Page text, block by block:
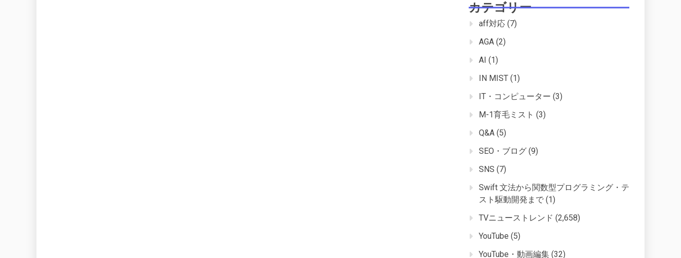
カテゴリー
aff対応 (7)
AGA (2)
AI (1)
IN MIST (1)
IT・コンピューター (3)
M-1育毛ミスト (3)
Q&A (5)
SEO・ブログ (9)
SNS (7)
Swift 文法から関数型プログラミング・テ
スト駆動開発まで (1)
TVニューストレンド (2,658)
YouTube (5)
YouTube・動画編集 (32)